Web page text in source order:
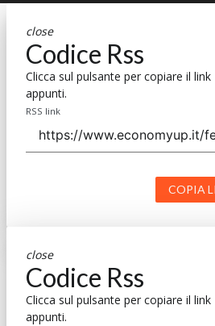
close
Codice Rss
Clicca sul pulsante per copiare il link
appunti.
RSS link
COPIA
close
Codice Rss
Clicca sul pulsante per copiare il link
appunti.